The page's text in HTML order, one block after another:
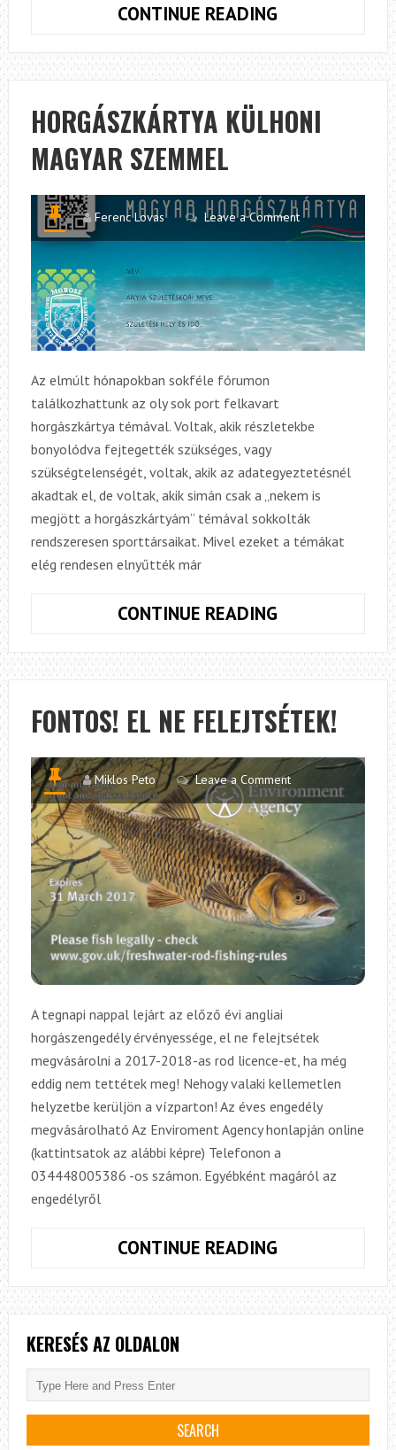
CONTINUE READING
A
VIZEK
HORGÁSZKÁRTYA KÜLHONI
MAGYAR SZEMMEL
Ferenc Lovas Leave a Comment
Az elmúlt hónapokban sokféle fórumon
találkozhattunk az oly sok port felkavart
horgászkártya témával. Voltak, akik részletekbe
bonyolódva fejtegették szükséges, vagy
szükségtelenségét, voltak, akik az adategyeztetésnél
akadtak el, de voltak, akik simán csak a „nekem is
megjött a horgászkártyám” témával sokkolták
rendszeresen sporttársaikat. Mivel ezeket a témákat
elég rendesen elnyűtték már
CONTINUE READING
MAGYAR
SZEMMEL
FONTOS! EL NE FELEJTSÉTEK!
Miklos Peto Leave a Comment
A tegnapi nappal lejárt az előző évi angliai
horgászengedély érvényessége, el ne felejtsétek
megvásárolni a 2017-2018-as rod licence-et, ha még
eddig nem tettétek meg! Nehogy valaki kellemetlen
helyzetbe kerüljön a vízparton! Az éves engedély
megvásárolható Az Enviroment Agency honlapján online
(kattintsatok az alábbi képre) Telefonon a
034448005386 -os számon. Egyébként magáról az
engedélyről
CONTINUE READING
NE
FELEJTSÉTEK!
KERESÉS AZ OLDALON